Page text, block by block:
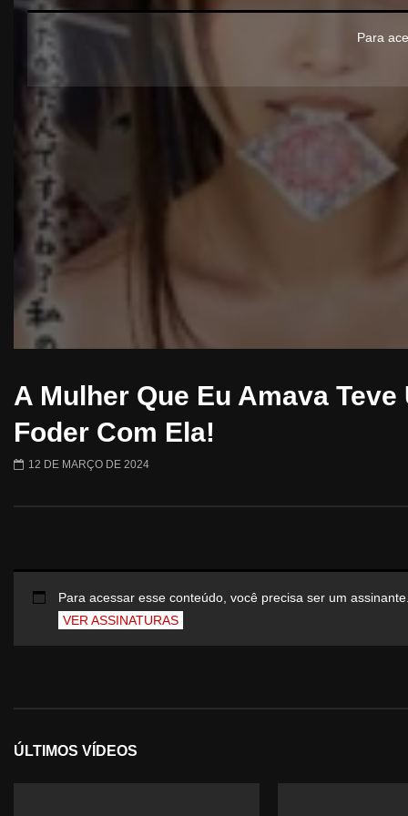
Para
A Mulher Que Eu Amava
Foder Com Ela!
12 DE MARÇO DE 2024
Para acessar esse conteúdo, você precisa ser um
VER ASSINATURAS
ÚLTIMOS VÍDEOS